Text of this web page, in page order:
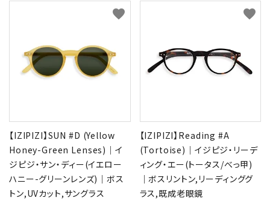
【IZIPIZI】SUN #D (Yellow
Honey-Green Lenses)｜イ
ジピジ・サン・ディー(イエロー
ハニー-グリーンレンズ)｜ボス
トン,UVカット,サングラス
favorite
【IZIPIZI】Reading #A
(Tortoise)｜イジピジ・リーデ
ィング・エー(トータス/べっ甲)
｜ボスリントン,リーディンググ
ラス,既成老眼鏡
favorite